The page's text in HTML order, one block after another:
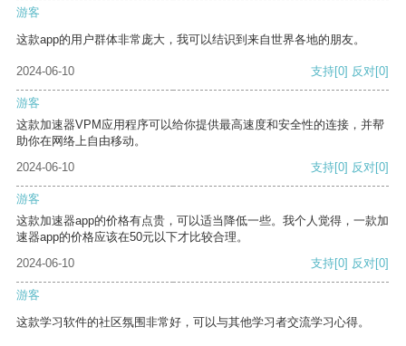
游客
这款app的用户群体非常庞大，我可以结识到来自世界各地的朋友。
2024-06-10 支持[0] 反对[0]
游客
这款加速器VPM应用程序可以给你提供最高速度和安全性的连接，并帮
助你在网络上自由移动。
2024-06-10
支持[0] 反对[0]
游客
这款加速器app的价格有点贵，可以适当降低一些。我个人觉得，一款加
速器app的价格应该在50元以下才比较合理。
2024-06-10
支持[0] 反对[0]
游客
这款学习软件的社区氛围非常好，可以与其他学习者交流学习心得。